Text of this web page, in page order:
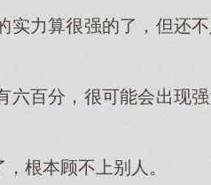
力算很强的了，但还
六百分，很可能会出现
根本顾不上别人。